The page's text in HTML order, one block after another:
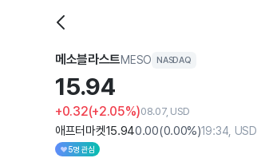
메소블라스트MESO NASDAQ
15.94
+0.32(+2.05%)08.07, USD
애프터마켓15.940.00(0.00%)19:34, USD
5명 관심